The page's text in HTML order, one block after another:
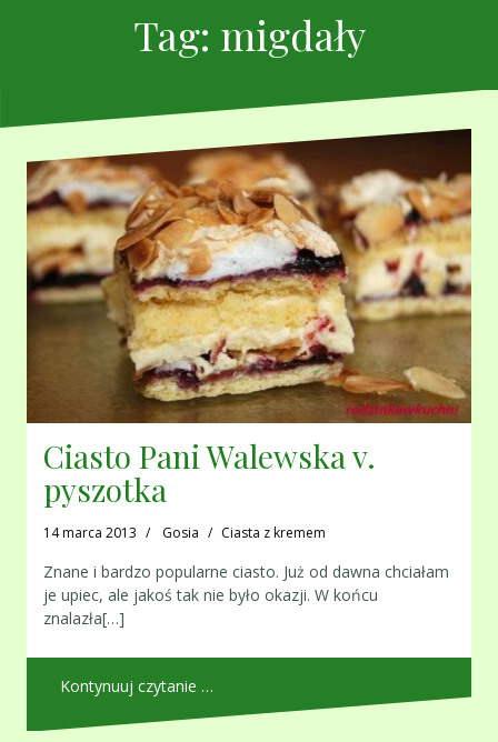
Tag: migdały
Ciasto Pani Walewska v.
pyszotka
14 marca 2013 Gosia Ciasta z kremem
Znane i bardzo popularne ciasto. Już od dawna chciałam
je upiec, ale jakoś tak nie było okazji. W końcu
znalazła[…]
Kontynuuj czytanie …